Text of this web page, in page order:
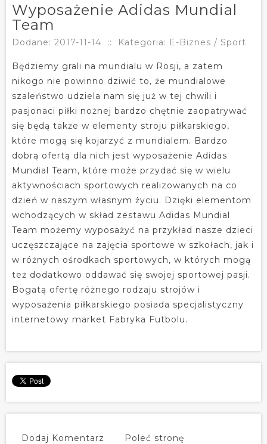
Wyposażenie Adidas Mundial
Team
Dodane: 2017-11-14 :: Kategoria: E-Biznes / Sport
Będziemy grali na mundialu w Rosji, a zatem
nikogo nie powinno dziwić to, że mundialowe
szaleństwo udziela nam się już w tej chwili i
pasjonaci piłki nożnej bardzo chętnie zaopatrywać
się będą także w elementy stroju piłkarskiego,
które mogą się kojarzyć z mundialem. Bardzo
dobrą ofertą dla nich jest wyposażenie Adidas
Mundial Team, które może przydać się w wielu
aktywnościach sportowych realizowanych na co
dzień w naszym własnym życiu. Dzięki elementom
wchodzących w skład zestawu Adidas Mundial
Team możemy wyposażyć na przykład nasze dzieci
uczęszczające na zajęcia sportowe w szkołach, jak i
w różnych ośrodkach sportowych, w których mogą
też dodatkowo oddawać się swojej sportowej pasji.
Bogatą ofertę różnego rodzaju strojów i
wyposażenia piłkarskiego posiada specjalistyczny
internetowy market Fabryka Futbolu.
Dodaj Komentarz Poleć stronę